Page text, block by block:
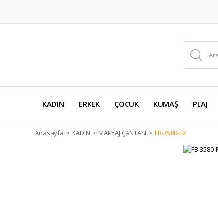
KADIN ERKEK ÇOCUK KUMAŞ PLAJ
Anasayfa KADIN MAKYAJ ÇANTASI FB-3580-R2